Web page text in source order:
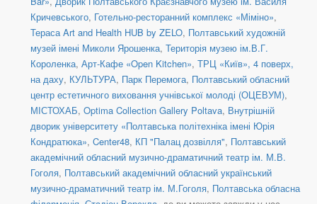
Кричевського, Готельно-ресторанний комплекс «Міміно»,
Тераса Art and Health HUB by ZELO, Полтавський художній
музей імені Миколи Ярошенка, Територія музею ім.В.Г.
Короленка, Арт-Кафе «Open Kitchen», ТРЦ «Київ», 4 поверх,
на даху, КУЛЬТУРА, Парк Перемога, Полтавський обласний
центр естетичного виховання учнівської молоді (ОЦЕВУМ),
МІСТОХАБ, Optima Collection Gallery Poltava, Внутрішній
дворик університету «Полтавська політехніка імені Юрія
Кондратюка», Center48, КП "Палац дозвілля", Полтавський
академічний обласний музично-драматичний театр ім. М.В.
Гоголя, Полтавський академічний обласний український
музично-драматичний театр ім. М.Гоголя, Полтавська обласна